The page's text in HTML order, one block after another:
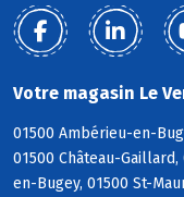
Votre magasin Le
01500 Ambérieu-en-
01500 Château-
en-Bugey, 01500 St-